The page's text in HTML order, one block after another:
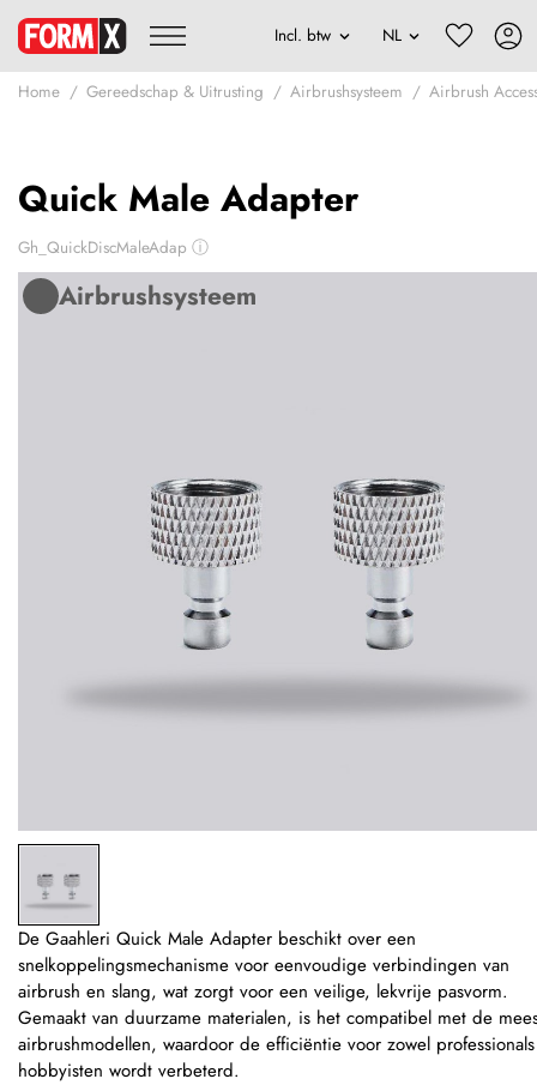
Home Gereedschap & Uitrusting Airbrushsysteem Airbrush
Quick Male Adapter
Gh_QuickDiscMaleAdap ⓘ
Airbrushsysteem
De Gaahleri Quick Male Adapter beschikt over een
snelkoppelingsmechanisme voor eenvoudige verbindingen van
airbrush en slang, wat zorgt voor een veilige, lekvrije pasvorm.
Gemaakt van duurzame materialen, is het compatibel met de
airbrushmodellen, waardoor de efficiëntie voor zowel
hobbyisten wordt verbeterd.